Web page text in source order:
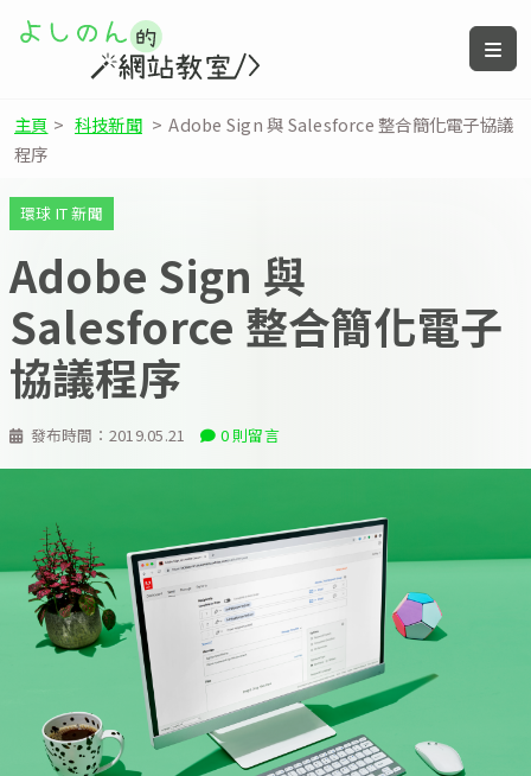
主頁 > 科技新聞 > Adobe Sign 與 Salesforce 整合簡化電子協議
程序
發布時間： 2019.05.21 0 則留言
環球 IT 新聞
Adobe Sign 與
Salesforce 整合簡化電子
協議程序